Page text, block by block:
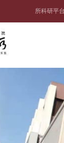
所科研平台